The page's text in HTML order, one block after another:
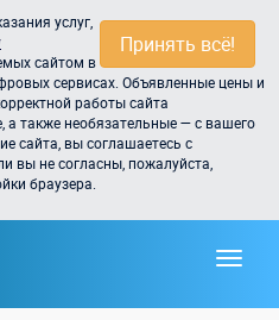
Принять всё!
услуг,
сайтом в
сервисах. Объявленные цены и
работы сайта
а также необязательные — с вашего
сайта, вы соглашаетесь с
вы не согласны, пожалуйста,
браузера.